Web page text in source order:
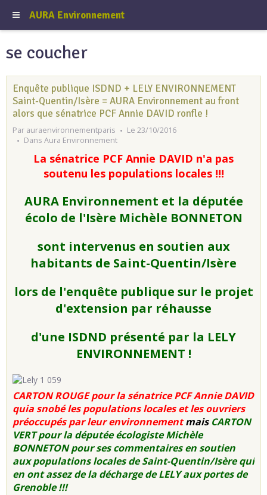
AURA Environnement
se coucher
Enquête publique ISDND + LELY ENVIRONNEMENT
Saint-Quentin/Isère = AURA Environnement au front
alors que sénatrice PCF Annie DAVID ronfle !
Par auraenvironnementparis
Le 23/10/2016
Dans Aura Environnement
La sénatrice PCF Annie DAVID n'a pas
soutenu les populations locales !!!
AURA Environnement et la députée
écolo de l'Isère Michèle BONNETON
sont intervenus en soutien aux
habitants de Saint-Quentin/Isère
lors de l'enquête publique sur le projet
d'extension par réhausse
d'une ISDND présenté par la LELY
ENVIRONNEMENT !
CARTON ROUGE pour la sénatrice PCF Annie DAVID
quia snobé les populations locales et les ouvriers
préoccupés par leur environnementmais CARTON
VERT pour la députée écologiste Michèle
BONNETON pour ses commentaires en soutien
aux populations locales de Saint-Quentin/Isère qui
en ont assez de la décharge de LELY aux portes de
Grenoble !!!